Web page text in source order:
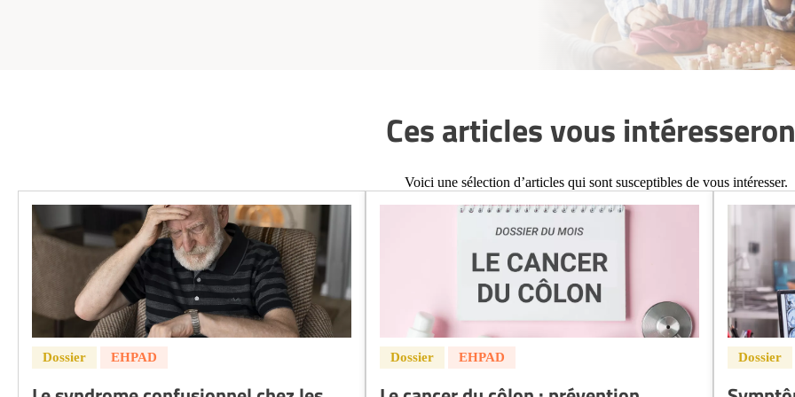
Ces articles vous
Voici une sélection d’articles qui sont susceptibles de vous intéresser.